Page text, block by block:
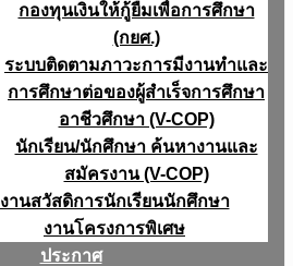
กองทุนเงินให้กู้ยืมเพื่อการศึกษา
(กยศ.)
ระบบติดตามภาวะการมีงานทำและ
การศึกษาต่อของผู้สำเร็จการศึกษา
อาชีวศึกษา (V-COP)
นักเรียน/นักศึกษา ค้นหางานและ
สมัครงาน (V-COP)
งานสวัสดิการนักเรียนนักศึกษา
งานโครงการพิเศษ
ประกาศ